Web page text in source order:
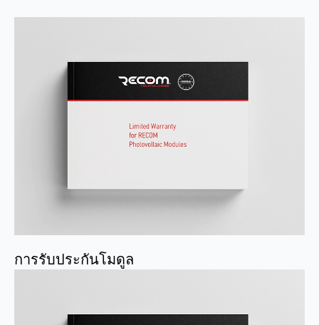
การรับประกันโมดูล